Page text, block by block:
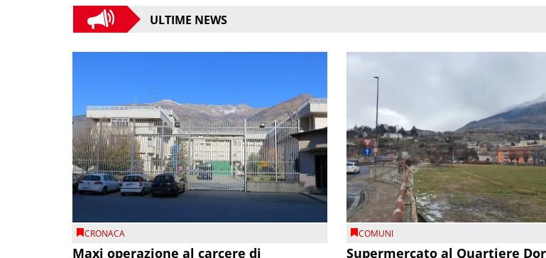
ULTIME NEWS
CRONACA
Maxi operazione al carcere di
COMUNI
Supermercato al Quartiere